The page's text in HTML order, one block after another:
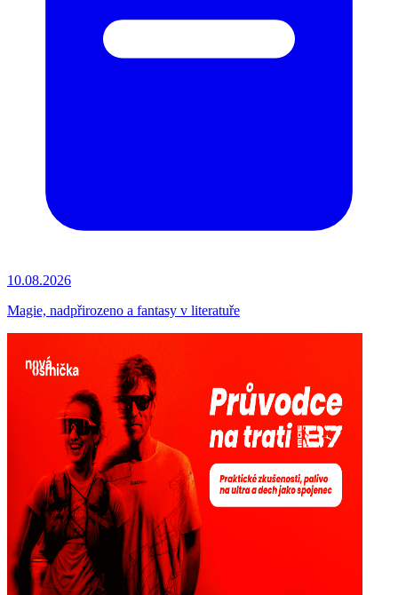
10.08.2026
Magie, nadpřirozeno a fantasy v literatuře